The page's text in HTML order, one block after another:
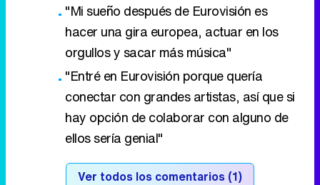
"Mi sueño después de Eurovisión es
hacer una gira europea, actuar en los
orgullos y sacar más música"
"Entré en Eurovisión porque quería
conectar con grandes artistas, así que si
hay opción de colaborar con alguno de
ellos sería genial"
Ver todos los comentarios (1)